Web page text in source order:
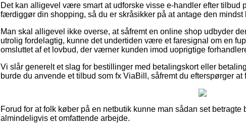
Det kan alligevel være smart at udforske visse e-handler efter tilbud
færdiggør din shopping, så du er skråsikker på at antage den mindst
Man skal alligevel ikke overse, at såfremt en online shop udbyder
utrolig fordelagtig, kunne det undertiden være et faresignal om en
omsluttet af et lovbud, der værner kunden imod uoprigtige
Vi slår generelt et slag for bestillinger med betalingskort eller
burde du anvende et tilbud som fx ViaBill, såfremt du efterspørger
Forud for at folk køber på en netbutik kunne man sådan set
almindeligvis et omfattende arbejde.